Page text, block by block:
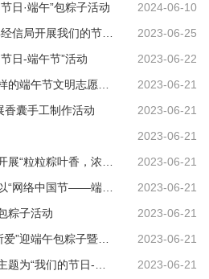
2024-06-10
日·端午”包粽子活动
2023-06-25
网络中国节·端午 固镇县经信局开展我们的节日·端午主题系列活动
2023-06-22
日-端午节”活动
2023-06-21
县数据资源局开展形式多样的端午节文明志愿服务活动
2023-06-21
囊手工制作活动
2023-06-21
2023-06-21
固镇县残疾儿童康复机构开展“粒粒粽叶香，浓浓智偕情”端午节主题活动
2023-06-21
县应急局联合气象局召开以“网络中国节——端午”为主题的端午节活动会议
2023-06-21
粽子活动
2023-06-21
濠城镇“我们的节日 粽有所爱”迎端午包粽子暨新时代文明实践活动
2023-06-21
县农业农村局：组织开展主题为“我们的节日-精神家园”端午节包粽子活动